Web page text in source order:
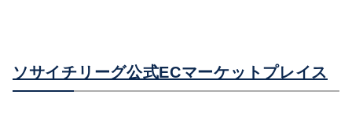
ソサイチリーグ公式ECマーケットプレイス